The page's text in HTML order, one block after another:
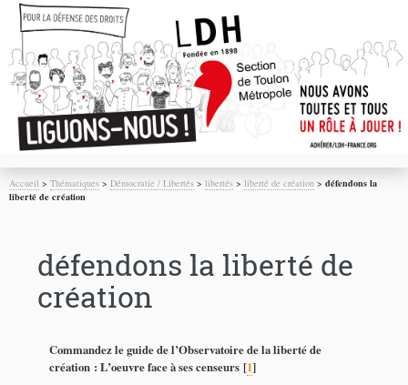
Accueil >Thématiques >Démocratie / Libertés >libertés >liberté de création >défendons la
liberté de création
défendons la liberté de
création
Commandez le guide de l’Observatoire de la liberté de
création : L’oeuvre face à ses censeurs[1]